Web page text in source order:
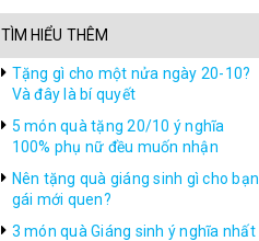
TÌM HIỂU THÊM
Tặng gì cho một nửa ngày 20-10?
Và đây là bí quyết
5 món quà tặng 20/10 ý nghĩa
100% phụ nữ đều muốn nhận
Nên tặng quà giáng sinh gì cho bạn
gái mới quen?
3 món quà Giáng sinh ý nghĩa nhất